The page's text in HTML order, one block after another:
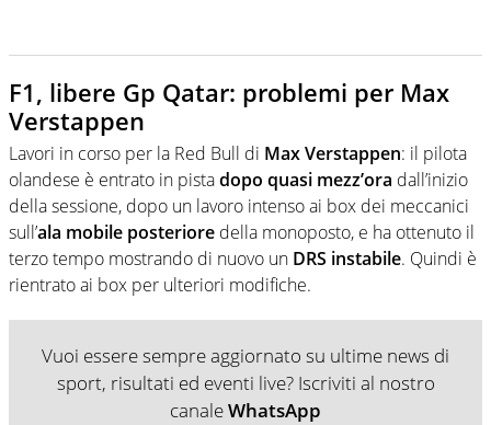
F1, libere Gp Qatar: problemi per Max
Verstappen
Lavori in corso per la Red Bull di Max Verstappen: il pilota
olandese è entrato in pistadopo quasi mezz’ora dall’inizio
della sessione, dopo un lavoro intenso ai box dei meccanici
sull’ala mobile posteriore della monoposto, e ha ottenuto il
terzo tempo mostrando di nuovo un DRS instabile. Quindi è
rientrato ai box per ulteriori modifiche.
Vuoi essere sempre aggiornato su ultime news di
sport, risultati ed eventi live? Iscriviti al nostro
canaleWhatsApp